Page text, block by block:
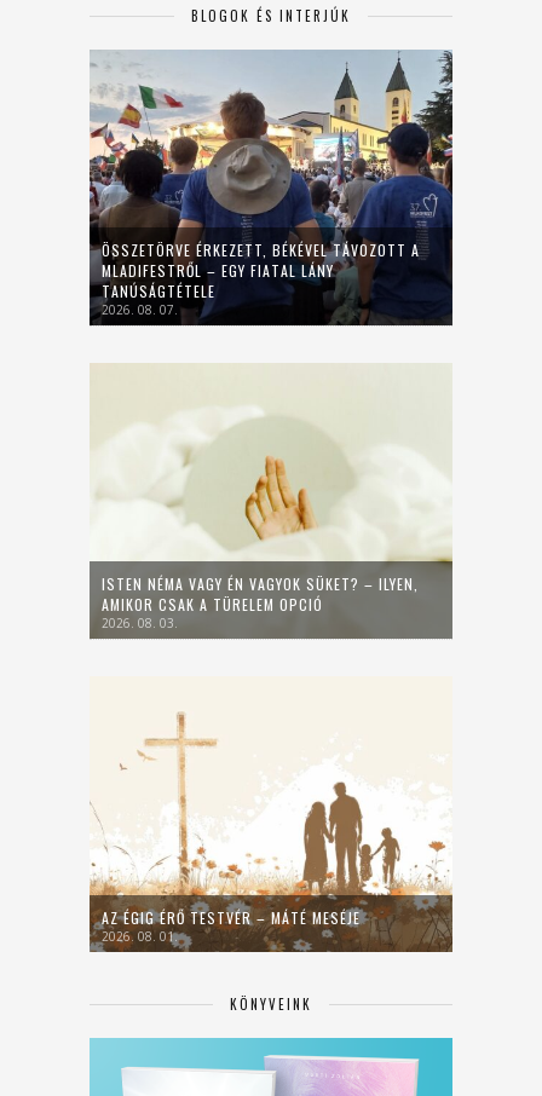
BLOGOK ÉS INTERJÚK
ÖSSZETÖRVE ÉRKEZETT, BÉKÉVEL TÁVOZOTT A
MLADIFESTRŐL – EGY FIATAL LÁNY
TANÚSÁGTÉTELE
2026. 08. 07.
ISTEN NÉMA VAGY ÉN VAGYOK SÜKET? – ILYEN,
AMIKOR CSAK A TÜRELEM OPCIÓ
2026. 08. 03.
AZ ÉGIG ÉRŐ TESTVÉR – MÁTÉ MESÉJE
2026. 08. 01.
KÖNYVEINK